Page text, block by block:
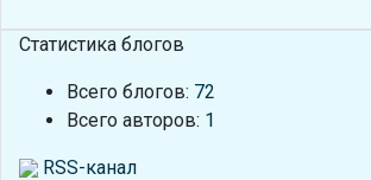
Статистика блогов
Всего блогов: 72
Всего авторов: 1
RSS-канал